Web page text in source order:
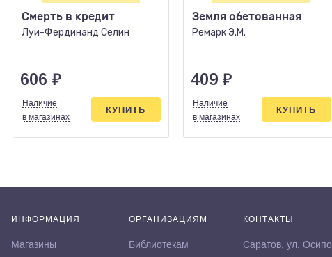
Смерть в кредит
Луи-Фердинанд Селин
606 ₽
Наличие
в магазинах
КУПИТЬ
Земля обетованная
Ремарк Э.М.
409 ₽
Наличие
в магазинах
КУПИТЬ
ИНФОРМАЦИЯ
Магазины
ОРГАНИЗАЦИЯМ
Библиотекам
КОНТАКТЫ
Саратов, ул.